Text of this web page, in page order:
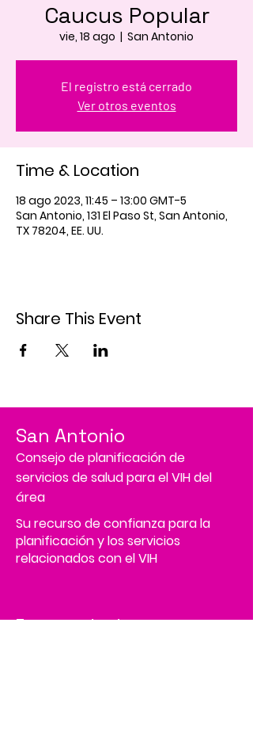
Caucus Popular
vie, 18 ago
  |
San Antonio
El registro está cerrado
Ver otros eventos
Time & Location
18 ago 2023, 11:45 – 13:00 GMT-5
San Antonio, 131 El Paso St, San Antonio,
TX 78204, EE. UU.
Share This Event
San Antonio
Consejo de planificación de
servicios de salud para el VIH del
área
Su recurso de confianza para la
planificación y los servicios
relacionados con el VIH
Tenemos tantas cosas